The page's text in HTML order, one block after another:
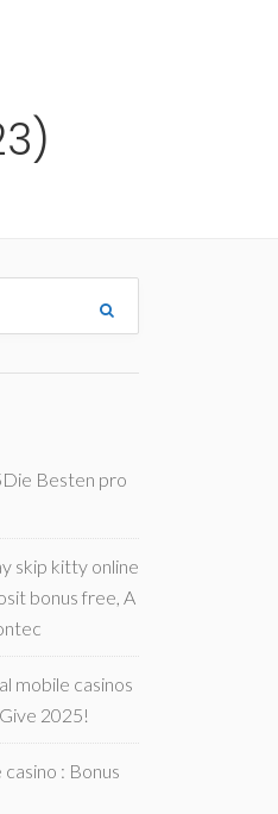
Besten pro
skip kitty online
bonus free, A
mobile casinos
2025!
: Bonus